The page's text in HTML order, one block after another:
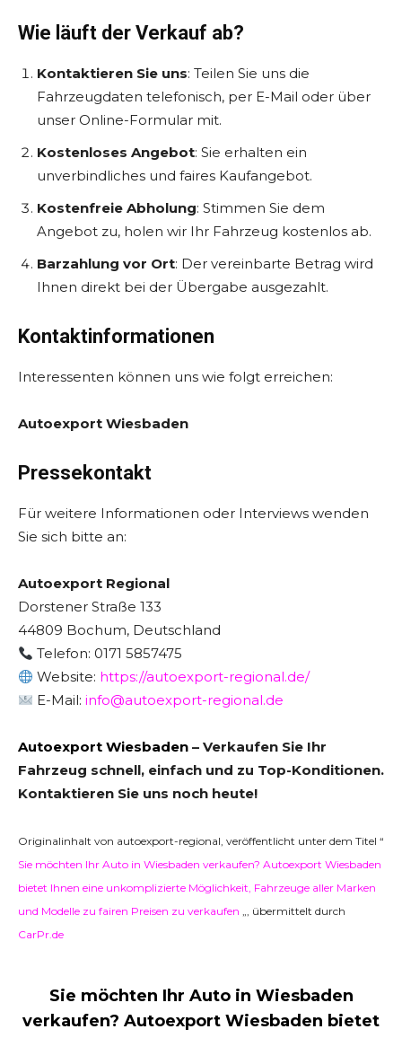
Wie läuft der Verkauf ab?
Kontaktieren Sie uns: Teilen Sie uns die
Fahrzeugdaten telefonisch, per E-Mail oder über
unser Online-Formular mit.
Kostenloses Angebot: Sie erhalten ein
unverbindliches und faires Kaufangebot.
Kostenfreie Abholung: Stimmen Sie dem
Angebot zu, holen wir Ihr Fahrzeug kostenlos ab.
Barzahlung vor Ort: Der vereinbarte Betrag wird
Ihnen direkt bei der Übergabe ausgezahlt.
Kontaktinformationen
Interessenten können uns wie folgt erreichen:
Autoexport Wiesbaden
Pressekontakt
Für weitere Informationen oder Interviews wenden
Sie sich bitte an:
Autoexport Regional
Dorstener Straße 133
44809 Bochum, Deutschland
Telefon: 0171 5857475
Website: https://autoexport-regional.de/
E-Mail:info@autoexport-regional.de
Autoexport Wiesbaden – Verkaufen Sie Ihr
Fahrzeug schnell, einfach und zu Top-Konditionen.
Kontaktieren Sie uns noch heute!
Originalinhalt von autoexport-regional, veröffentlicht unter dem Titel “
Sie möchten Ihr Auto in Wiesbaden verkaufen? Autoexport Wiesbaden
bietet Ihnen eine unkomplizierte Möglichkeit, Fahrzeuge aller Marken
und Modelle zu fairen Preisen zu verkaufen „, übermittelt durch
CarPr.de
Sie möchten Ihr Auto in Wiesbaden
verkaufen? Autoexport Wiesbaden bietet